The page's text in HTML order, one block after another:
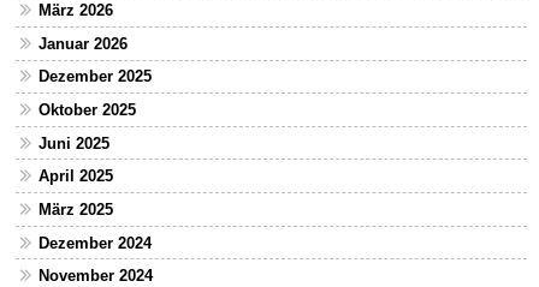
März 2026
Januar 2026
Dezember 2025
Oktober 2025
Juni 2025
April 2025
März 2025
Dezember 2024
November 2024